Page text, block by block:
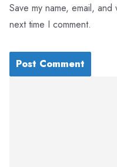
Save my name, email,
next time I comment.